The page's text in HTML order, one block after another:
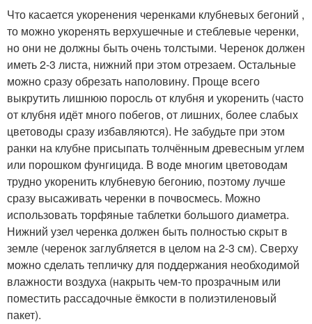
Что касается укоренения черенками клубневых бегоний ,
то можно укоренять верхушечные и стеблевые черенки,
но они не должны быть очень толстыми. Черенок должен
иметь 2-3 листа, нижний при этом отрезаем. Остальные
можно сразу обрезать наполовину. Проще всего
выкрутить лишнюю поросль от клубня и укоренить (часто
от клубня идёт много побегов, от лишних, более слабых
цветоводы сразу избавляются). Не забудьте при этом
ранки на клубне присыпать толчённым древесным углем
или порошком фунгицида. В воде многим цветоводам
трудно укоренить клубневую бегонию, поэтому лучше
сразу высаживать черенки в почвосмесь. Можно
использовать торфяные таблетки большого диаметра.
Нижний узел черенка должен быть полностью скрыт в
земле (черенок заглубляется в целом на 2-3 см). Сверху
можно сделать тепличку для поддержания необходимой
влажности воздуха (накрыть чем-то прозрачным или
поместить рассадочные ёмкости в полиэтиленовый
пакет).